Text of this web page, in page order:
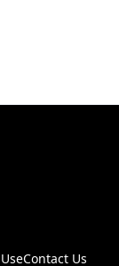
Contact Us